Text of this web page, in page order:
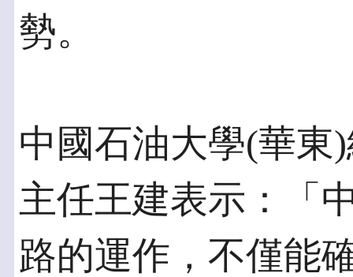
勢。
中國石油大學(華東
主任王建表示：「
路的運作，不僅能